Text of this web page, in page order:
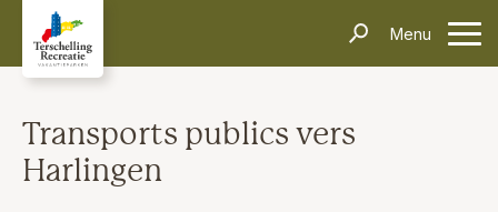
Menu
contacter
Hébergements
Informations
Questions fréquentes
Le transport
Villages
Thèmes
Contact
Rechercher et réserver
Transports publics vers
Harlingen